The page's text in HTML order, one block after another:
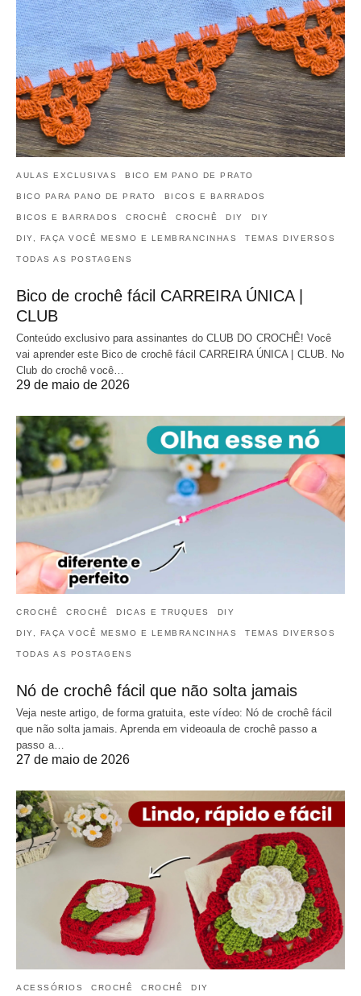
AULAS EXCLUSIVAS BICO EM PANO DE PRATO
BICO PARA PANO DE PRATO BICOS E BARRADOS
BICOS E BARRADOS CROCHÊ CROCHÊ DIY DIY
DIY, FAÇA VOCÊ MESMO E LEMBRANCINHAS TEMAS DIVERSOS
TODAS AS POSTAGENS
Bico de crochê fácil CARREIRA ÚNICA |
CLUB
Conteúdo exclusivo para assinantes do CLUB DO CROCHÊ! Você
vai aprender este Bico de crochê fácil CARREIRA ÚNICA | CLUB. No
Club do crochê você…
29 de maio de 2026
CROCHÊ CROCHÊ DICAS E TRUQUES DIY
DIY, FAÇA VOCÊ MESMO E LEMBRANCINHAS TEMAS DIVERSOS
TODAS AS POSTAGENS
Nó de crochê fácil que não solta jamais
Veja neste artigo, de forma gratuita, este vídeo: Nó de crochê fácil
que não solta jamais. Aprenda em videoaula de crochê passo a
passo a…
27 de maio de 2026
ACESSÓRIOS CROCHÊ CROCHÊ DIY